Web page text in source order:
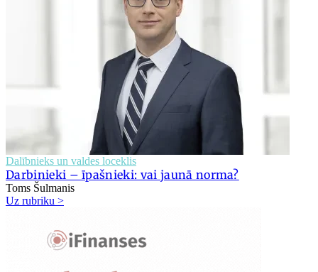
Dalībnieks un valdes loceklis
Darbinieki – īpašnieki: vai jaunā norma?
Toms Šulmanis
Uz rubriku >